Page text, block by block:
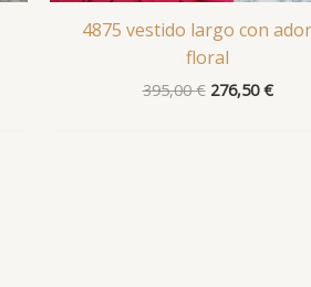
4875 vestido largo con
floral
395,00€ 276,50€